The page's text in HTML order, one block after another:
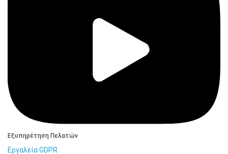
Εξυπηρέτηση Πελατών
Εργαλεία GDPR